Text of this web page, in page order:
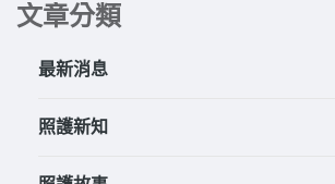
文章分類
最新消息
照護新知